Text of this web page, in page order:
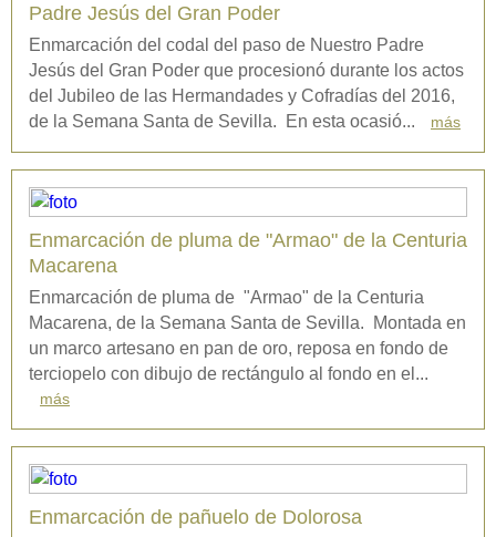
Padre Jesús del Gran Poder
Enmarcación del codal del paso de Nuestro Padre
Jesús del Gran Poder que procesionó durante los actos
del Jubileo de las Hermandades y Cofradías del 2016,
de la Semana Santa de Sevilla. En esta ocasió...
más
Enmarcación de pluma de "Armao" de la Centuria
Macarena
Enmarcación de pluma de "Armao" de la Centuria
Macarena, de la Semana Santa de Sevilla. Montada en
un marco artesano en pan de oro, reposa en fondo de
terciopelo con dibujo de rectángulo al fondo en el...
más
Enmarcación de pañuelo de Dolorosa